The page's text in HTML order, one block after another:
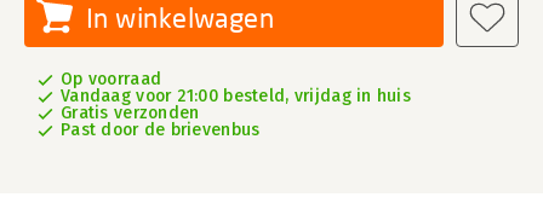
In winkelwagen
Op voorraad
Vandaag voor 21:00 besteld, vrijdag in huis
Gratis verzonden
Past door de brievenbus